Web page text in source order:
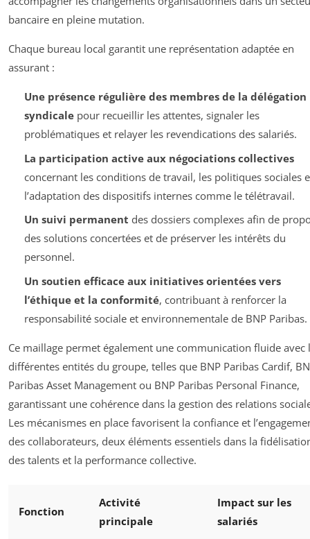
bancaire en pleine mutation.
Chaque bureau local garantit une représentation adaptée en
assurant :
Une présence régulière des membres de la délégation
syndicalepour recueillir les attentes, signaler les
problématiques et relayer les revendications des salariés.
La participation active aux négociations collectives
concernant les conditions de travail, les politiques sociales
l’adaptation des dispositifs internes comme le télétravail.
Un suivi permanent des dossiers complexes afin de
des solutions concertées et de préserver les intérêts du
personnel.
Un soutien efficace aux initiatives orientées vers
l’éthique et la conformité, contribuant à renforcer la
responsabilité sociale et environnementale de BNP Paribas.
Ce maillage permet également une communication fluide avec
différentes entités du groupe, telles que BNP Paribas Cardif,
Paribas Asset Management ou BNP Paribas Personal Finance,
garantissant une cohérence dans la gestion des relations
Les mécanismes en place favorisent la confiance et
des collaborateurs, deux éléments essentiels dans la
des talents et la performance collective.
Fonction
Activité
principale
Impact sur les
salariés